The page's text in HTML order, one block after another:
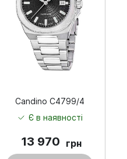
Candino C4799/4
Є в наявності
13 970 грн